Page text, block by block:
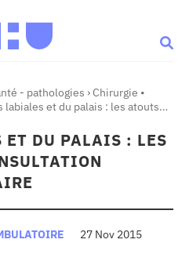
- pathologies › Chirurgie •
labiales et du palais : les atouts
ET DU PALAIS : LES
27 Nov 2015